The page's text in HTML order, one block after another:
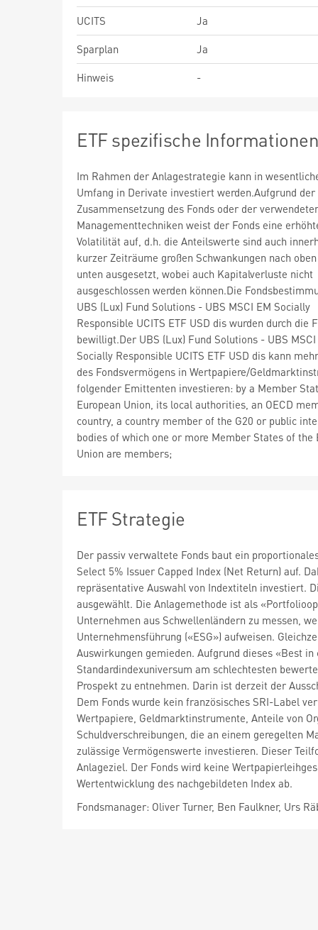
UCITS
Ja
Sparplan
Ja
Hinweis
-
ETF spezifische
Im Rahmen der Anlagestrategie kann in
Umfang in Derivate investiert werden.Aufgrund der
Zusammensetzung des Fonds oder der
Managementtechniken weist der Fonds eine
Volatilität auf, d.h. die Anteilswerte sind auch
kurzer Zeiträume großen Schwankungen nach
unten ausgesetzt, wobei auch Kapitalverluste nicht
ausgeschlossen werden können.Die
UBS (Lux) Fund Solutions - UBS MSCI EM Socially
Responsible UCITS ETF USD dis wurden durch die
bewilligt.Der UBS (Lux) Fund Solutions - UBS MSCI
Socially Responsible UCITS ETF USD dis kann
des Fondsvermögens in Wertpapiere/
folgender Emittenten investieren: by a Member
European Union, its local authorities, an OECD
country, a country member of the G20 or public
bodies of which one or more Member States of the
Union are members;
ETF Strategie
Der passiv verwaltete Fonds baut ein
Select 5% Issuer Capped Index (Net Return) auf.
repräsentative Auswahl von Indextiteln investiert.
ausgewählt. Die Anlagemethode ist als
Unternehmen aus Schwellenländern zu messen,
Unternehmensführung («ESG») aufweisen.
Auswirkungen gemieden. Aufgrund dieses «Best
Standardindexuniversum am schlechtesten
Prospekt zu entnehmen. Darin ist derzeit der
Dem Fonds wurde kein französisches SRI-Label
Wertpapiere, Geldmarktinstrumente, Anteile von
Schuldverschreibungen, die an einem geregelten
zulässige Vermögenswerte investieren. Dieser
Anlageziel. Der Fonds wird keine
Wertentwicklung des nachgebildeten Index ab.
Fondsmanager: Oliver Turner, Ben Faulkner, Urs